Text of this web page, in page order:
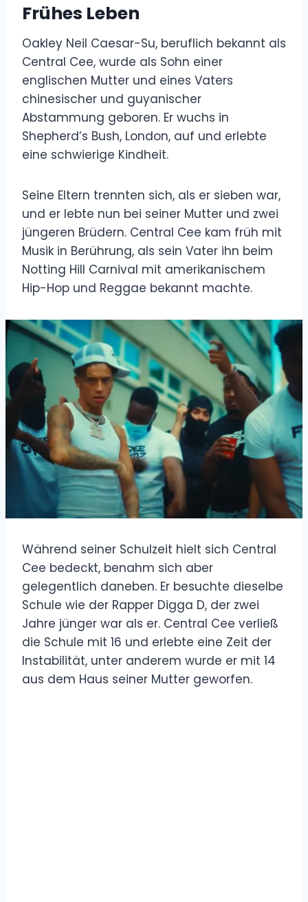
Frühes Leben
Oakley Neil Caesar-Su, beruflich bekannt als
Central Cee, wurde als Sohn einer
englischen Mutter und eines Vaters
chinesischer und guyanischer
Abstammung geboren. Er wuchs in
Shepherd’s Bush, London, auf und erlebte
eine schwierige Kindheit.
Seine Eltern trennten sich, als er sieben war,
und er lebte nun bei seiner Mutter und zwei
jüngeren Brüdern. Central Cee kam früh mit
Musik in Berührung, als sein Vater ihn beim
Notting Hill Carnival mit amerikanischem
Hip-Hop und Reggae bekannt machte.
Während seiner Schulzeit hielt sich Central
Cee bedeckt, benahm sich aber
gelegentlich daneben. Er besuchte dieselbe
Schule wie der Rapper Digga D, der zwei
Jahre jünger war als er. Central Cee verließ
die Schule mit 16 und erlebte eine Zeit der
Instabilität, unter anderem wurde er mit 14
aus dem Haus seiner Mutter geworfen.